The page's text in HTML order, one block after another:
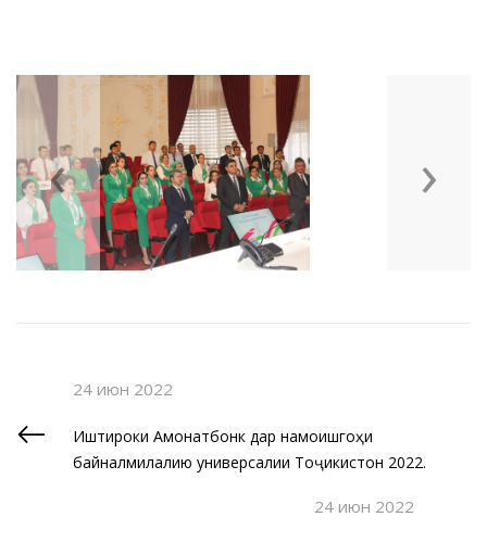
‹ ›
24 июн 2022
Иштироки Амонатбонк дар намоишгоҳи
байналмилалию универсалии Тоҷикистон 2022.
24 июн 2022